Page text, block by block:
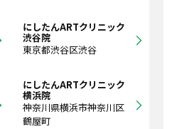
にしたんARTクリニック
渋谷院
東京都渋谷区渋谷
にしたんARTクリニック
横浜院
神奈川県横浜市神奈川区
鶴屋町